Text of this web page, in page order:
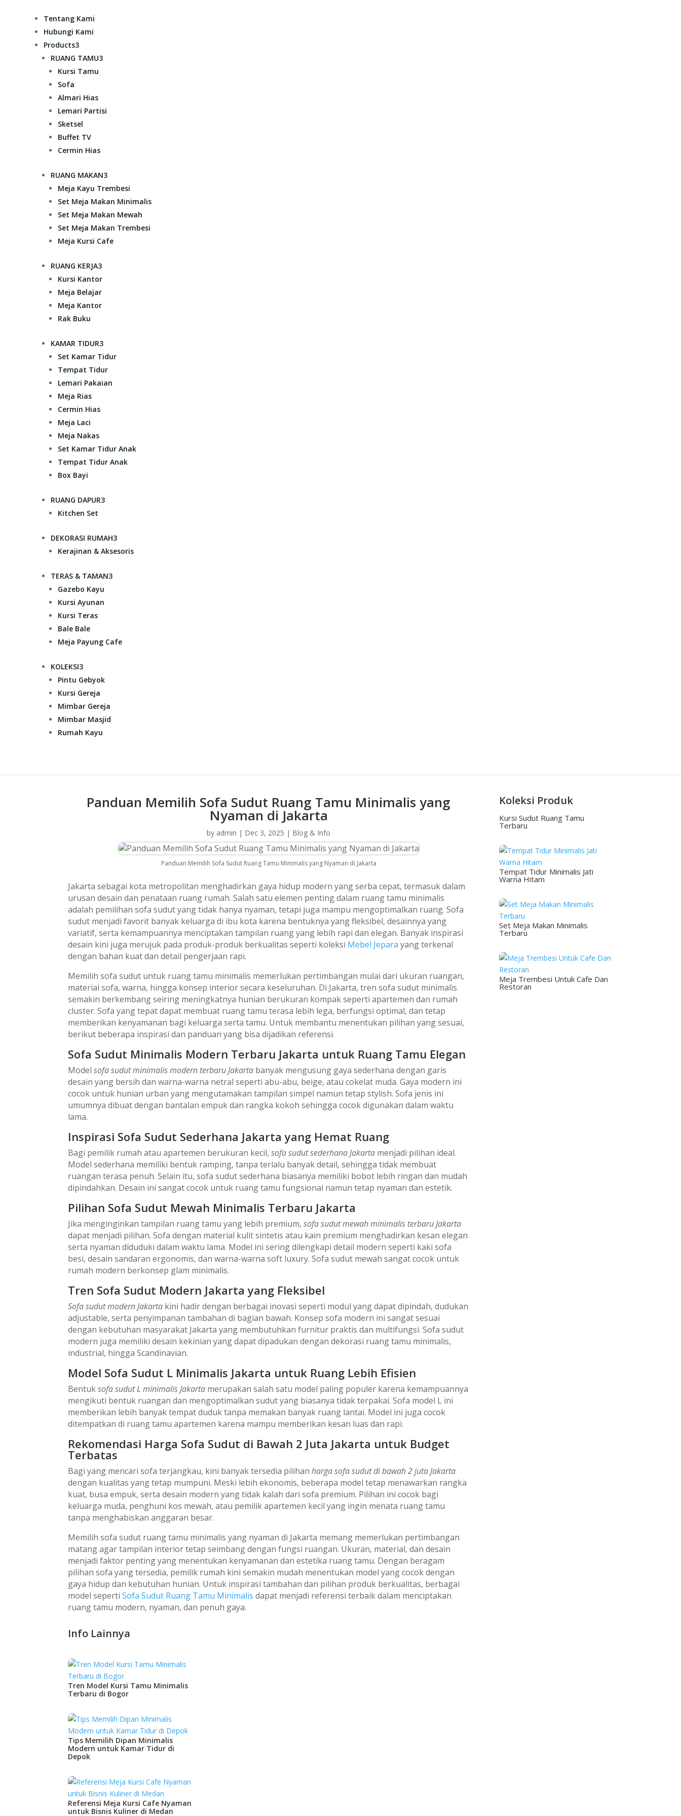
Tentang Kami
Hubungi Kami
Products3
RUANG TAMU3
Kursi Tamu
Sofa
Almari Hias
Lemari Partisi
Sketsel
Buffet TV
Cermin Hias
RUANG MAKAN3
Meja Kayu Trembesi
Set Meja Makan Minimalis
Set Meja Makan Mewah
Set Meja Makan Trembesi
Meja Kursi Cafe
RUANG KERJA3
Kursi Kantor
Meja Belajar
Meja Kantor
Rak Buku
KAMAR TIDUR3
Set Kamar Tidur
Tempat Tidur
Lemari Pakaian
Meja Rias
Cermin Hias
Meja Laci
Meja Nakas
Set Kamar Tidur Anak
Tempat Tidur Anak
Box Bayi
RUANG DAPUR3
Kitchen Set
DEKORASI RUMAH3
Kerajinan & Aksesoris
TERAS & TAMAN3
Gazebo Kayu
Kursi Ayunan
Kursi Teras
Bale Bale
Meja Payung Cafe
KOLEKSI3
Pintu Gebyok
Kursi Gereja
Mimbar Gereja
Mimbar Masjid
Rumah Kayu
Panduan Memilih Sofa Sudut Ruang Tamu Minimalis yang
Nyaman di Jakarta
by admin | Dec 3, 2025 | Blog & Info
Panduan Memilih Sofa Sudut Ruang Tamu Minimalis yang Nyaman di Jakarta
Jakarta sebagai kota metropolitan menghadirkan gaya hidup modern yang serba cepat, termasuk dalam
urusan desain dan penataan ruang rumah. Salah satu elemen penting dalam ruang tamu minimalis
adalah pemilihan sofa sudut yang tidak hanya nyaman, tetapi juga mampu mengoptimalkan ruang. Sofa
sudut menjadi favorit banyak keluarga di ibu kota karena bentuknya yang fleksibel, desainnya yang
variatif, serta kemampuannya menciptakan tampilan ruang yang lebih rapi dan elegan. Banyak inspirasi
desain kini juga merujuk pada produk-produk berkualitas seperti koleksi Mebel Jepara yang terkenal
dengan bahan kuat dan detail pengerjaan rapi.
Memilih sofa sudut untuk ruang tamu minimalis memerlukan pertimbangan mulai dari ukuran ruangan,
material sofa, warna, hingga konsep interior secara keseluruhan. Di Jakarta, tren sofa sudut minimalis
semakin berkembang seiring meningkatnya hunian berukuran kompak seperti apartemen dan rumah
cluster. Sofa yang tepat dapat membuat ruang tamu terasa lebih lega, berfungsi optimal, dan tetap
memberikan kenyamanan bagi keluarga serta tamu. Untuk membantu menentukan pilihan yang sesuai,
berikut beberapa inspirasi dan panduan yang bisa dijadikan referensi.
Sofa Sudut Minimalis Modern Terbaru Jakarta untuk Ruang Tamu Elegan
Modelsofa sudut minimalis modern terbaru Jakarta banyak mengusung gaya sederhana dengan garis
desain yang bersih dan warna-warna netral seperti abu-abu, beige, atau cokelat muda. Gaya modern ini
cocok untuk hunian urban yang mengutamakan tampilan simpel namun tetap stylish. Sofa jenis ini
umumnya dibuat dengan bantalan empuk dan rangka kokoh sehingga cocok digunakan dalam waktu
lama.
Inspirasi Sofa Sudut Sederhana Jakarta yang Hemat Ruang
Bagi pemilik rumah atau apartemen berukuran kecil,sofa sudut sederhana Jakarta menjadi pilihan ideal.
Model sederhana memiliki bentuk ramping, tanpa terlalu banyak detail, sehingga tidak membuat
ruangan terasa penuh. Selain itu, sofa sudut sederhana biasanya memiliki bobot lebih ringan dan mudah
dipindahkan. Desain ini sangat cocok untuk ruang tamu fungsional namun tetap nyaman dan estetik.
Pilihan Sofa Sudut Mewah Minimalis Terbaru Jakarta
Jika menginginkan tampilan ruang tamu yang lebih premium,sofa sudut mewah minimalis terbaru Jakarta
dapat menjadi pilihan. Sofa dengan material kulit sintetis atau kain premium menghadirkan kesan elegan
serta nyaman diduduki dalam waktu lama. Model ini sering dilengkapi detail modern seperti kaki sofa
besi, desain sandaran ergonomis, dan warna-warna soft luxury. Sofa sudut mewah sangat cocok untuk
rumah modern berkonsep glam minimalis.
Tren Sofa Sudut Modern Jakarta yang Fleksibel
Sofa sudut modern Jakarta kini hadir dengan berbagai inovasi seperti modul yang dapat dipindah, dudukan
adjustable, serta penyimpanan tambahan di bagian bawah. Konsep sofa modern ini sangat sesuai
dengan kebutuhan masyarakat Jakarta yang membutuhkan furnitur praktis dan multifungsi. Sofa sudut
modern juga memiliki desain kekinian yang dapat dipadukan dengan dekorasi ruang tamu minimalis,
industrial, hingga Scandinavian.
Model Sofa Sudut L Minimalis Jakarta untuk Ruang Lebih Efisien
Bentuksofa sudut L minimalis Jakarta merupakan salah satu model paling populer karena kemampuannya
mengikuti bentuk ruangan dan mengoptimalkan sudut yang biasanya tidak terpakai. Sofa model L ini
memberikan lebih banyak tempat duduk tanpa memakan banyak ruang lantai. Model ini juga cocok
ditempatkan di ruang tamu apartemen karena mampu memberikan kesan luas dan rapi.
Rekomendasi Harga Sofa Sudut di Bawah 2 Juta Jakarta untuk Budget
Terbatas
Bagi yang mencari sofa terjangkau, kini banyak tersedia pilihanharga sofa sudut di bawah 2 juta Jakarta
dengan kualitas yang tetap mumpuni. Meski lebih ekonomis, beberapa model tetap menawarkan rangka
kuat, busa empuk, serta desain modern yang tidak kalah dari sofa premium. Pilihan ini cocok bagi
keluarga muda, penghuni kos mewah, atau pemilik apartemen kecil yang ingin menata ruang tamu
tanpa menghabiskan anggaran besar.
Memilih sofa sudut ruang tamu minimalis yang nyaman di Jakarta memang memerlukan pertimbangan
matang agar tampilan interior tetap seimbang dengan fungsi ruangan. Ukuran, material, dan desain
menjadi faktor penting yang menentukan kenyamanan dan estetika ruang tamu. Dengan beragam
pilihan sofa yang tersedia, pemilik rumah kini semakin mudah menentukan model yang cocok dengan
gaya hidup dan kebutuhan hunian. Untuk inspirasi tambahan dan pilihan produk berkualitas, berbagai
model sepertiSofa Sudut Ruang Tamu Minimalis dapat menjadi referensi terbaik dalam menciptakan
ruang tamu modern, nyaman, dan penuh gaya.
Info Lainnya
Tren Model Kursi Tamu Minimalis
Terbaru di Bogor
Tips Memilih Dipan Minimalis
Modern untuk Kamar Tidur di
Depok
Referensi Meja Kursi Cafe Nyaman
untuk Bisnis Kuliner di Medan
Koleksi Produk
Kursi Sudut Ruang Tamu
Terbaru
Tempat Tidur Minimalis Jati
Warna Hitam
Set Meja Makan Minimalis
Terbaru
Meja Trembesi Untuk Cafe Dan
Restoran